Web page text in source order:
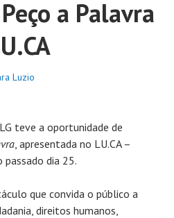
a Palavra
Luzio
teve a oportunidade de
, apresentada no LU.CA –
passado dia 25.
que convida o público a
direitos humanos,